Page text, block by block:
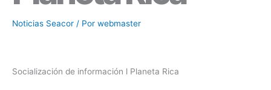
Noticias Seacor / Por webmaster
Socialización de información l Planeta Rica